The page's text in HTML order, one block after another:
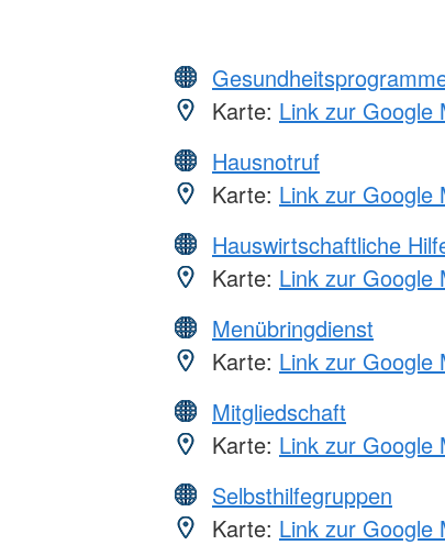
Karte: Link zur Google
Hausnotruf
Karte: Link zur Google
Hauswirtschaftliche
Karte: Link zur Google
Menübringdienst
Karte: Link zur Google
Mitgliedschaft
Karte: Link zur Google
Selbsthilfegruppen
Karte: Link zur Google